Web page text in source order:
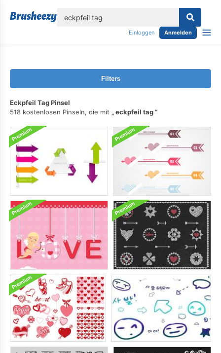
Einloggen Anmelden
Filters
Eckpfeil Tag Pinsel
518 kostenlosen Pinseln, die mit
eckpfeil tag